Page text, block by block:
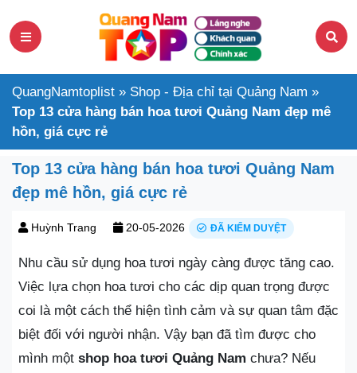
QuangNamtoplist » Shop - Địa chỉ tại Quảng Nam »
Top 13 cửa hàng bán hoa tươi Quảng Nam đẹp mê
hồn, giá cực rẻ
Top 13 cửa hàng bán hoa tươi Quảng Nam
đẹp mê hồn, giá cực rẻ
Huỳnh Trang 20-05-2026 ĐÃ KIỂM DUYỆT
Nhu cầu sử dụng hoa tươi ngày càng được tăng cao.
Việc lựa chọn hoa tươi cho các dịp quan trọng được
coi là một cách thể hiện tình cảm và sự quan tâm đặc
biệt đối với người nhận. Vậy bạn đã tìm được cho
mình một shop hoa tươi Quảng Nam chưa? Nếu